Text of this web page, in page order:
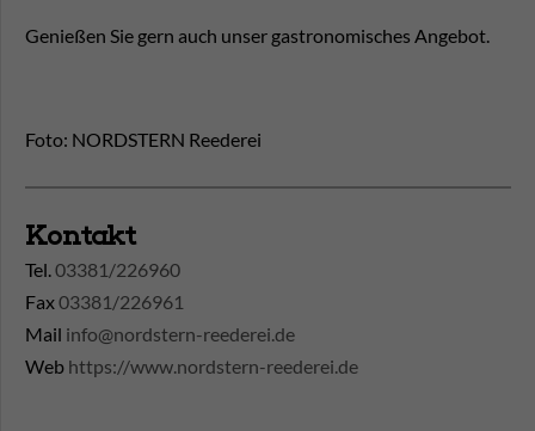
Genießen Sie gern auch unser gastronomisches Angebot.
Foto: NORDSTERN Reederei
Kontakt
Tel.03381/226960
Fax03381/226961
Mail info@nordstern-reederei.de
Web https://www.nordstern-reederei.de